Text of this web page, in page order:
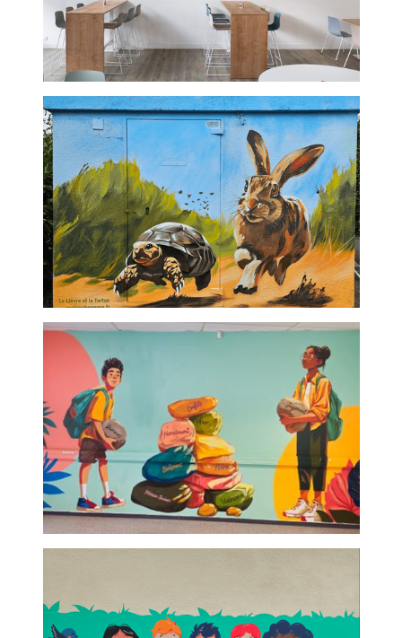
Fresque trompe l'oeil
Compteur ENEDIS -
fresque graff
Lycée salle de confiance -